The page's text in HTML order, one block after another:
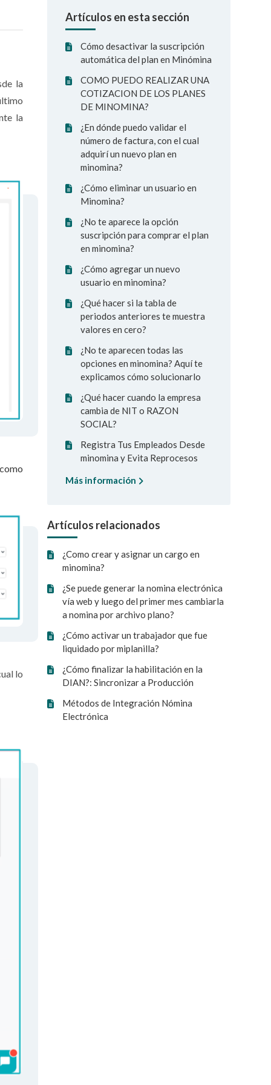
Artículos en esta sección
Cómo desactivar la suscripción
automática del plan en Minómina
COMO PUEDO REALIZAR UNA
COTIZACION DE LOS PLANES
DE MINOMINA?
¿En dónde puedo validar el
número de factura, con el cual
adquirí un nuevo plan en
minomina?
¿Cómo eliminar un usuario en
Minomina?
¿No te aparece la opción
suscripción para comprar el plan
en minomina?
¿Cómo agregar un nuevo
usuario en minomina?
¿Qué hacer si la tabla de
periodos anteriores te muestra
valores en cero?
¿No te aparecen todas las
opciones en minomina? Aquí te
explicamos cómo solucionarlo
¿Qué hacer cuando la empresa
cambia de NIT o RAZON
SOCIAL?
Registra Tus Empleados Desde
minomina y Evita Reprocesos
Más información
Artículos relacionados
¿Como crear y asignar un cargo en
minomina?
¿Se puede generar la nomina electrónica
vía web y luego del primer mes cambiarla
a nomina por archivo plano?
¿Cómo activar un trabajador que fue
liquidado por miplanilla?
¿Cómo finalizar la habilitación en la
DIAN?: Sincronizar a Producción
Métodos de Integración Nómina
Electrónica
la
la
como
lo